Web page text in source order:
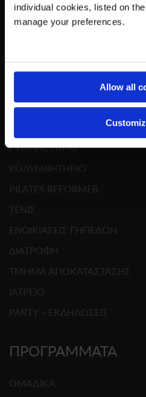
individual cookies, listed on
manage your preferences.
Allow all
ΟΔΗΓΙΕΣ
ΥΠΗΡΕΣΙΕΣ
ΓΥΜΝΑΣΤΗΡΙΟ
ΚΟΛΥΜΒΗΤΗΡΙΟ
PILATES REFORMER
ΤΕΝΙΣ
ΕΝΟΙΚΙΑΣΕΙΣ ΓΗΠΕΔΩΝ
ΔΙΑΤΡΟΦΗ
ΤΜΗΜΑ ΑΠΟΚΑΤΑΣΤΑΣΗΣ
ΙΑΤΡΕΙΟ
PARTY – ΕΚΔΗΛΩΣΕΙΣ
ΠΡΟΓΡΑΜΜΑΤΑ
ΟΜΑΔΙΚΑ